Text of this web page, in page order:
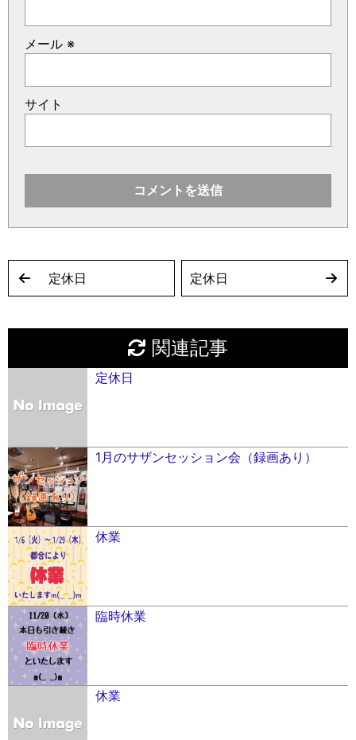
メール ※
サイト
定休日 定休日
関連記事
定休日
1月のサザンセッション会（録画あり）
休業
臨時休業
休業